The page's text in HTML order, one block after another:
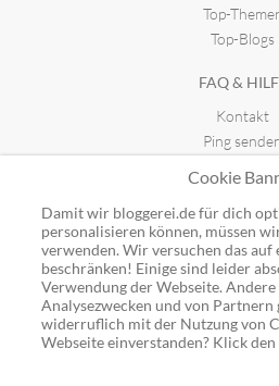
Top-
Top-Blogs
FAQ &
Kontakt
Ping
Top-
Alle Shops
Cookie
Damit wir bloggerei.de für dich
personalisieren können, müssen
verwenden. Wir versuchen das auf
beschränken! Einige sind leider
Verwendung der Webseite. Andere
Analysezwecken und von Partnern
widerruflich mit der Nutzung von
Webseite einverstanden? Klick